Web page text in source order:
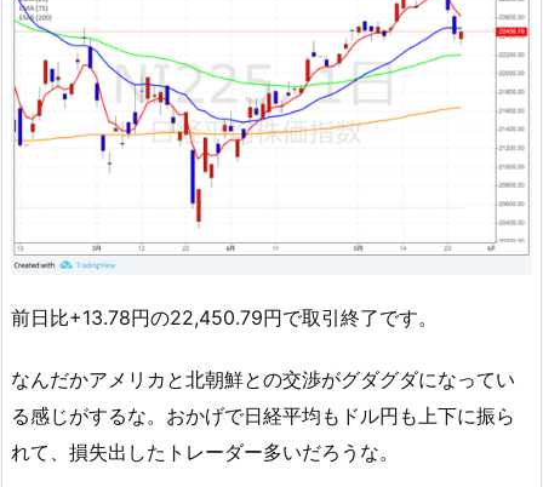
前日比+13.78円の22,450.79円で取引終了です。
なんだかアメリカと北朝鮮との交渉がグダグダになってい
る感じがするな。おかげで日経平均もドル円も上下に振ら
れて、損失出したトレーダー多いだろうな。